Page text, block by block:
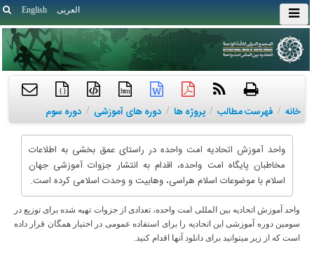
English العربی
htm
{ }
خانه / فهرست مطالب / پروژه ها / دوره های آموزشی / دوره سوم
واحد آموزش اتحادیه امت واحده در راستای عمق بخشی به اطلاعات
مخاطبان پایگاه امت واحده، اقدام به انتشار جزوات آموزشی جهان
اسلام با موضوعات اسلام هراسی، وهابیت و وحدت اسلامی کرده است.
واحد آموزش اتحادیه بین المللی امت واحده، تعدادی از جزوات تهیه شده برای توزیع در
سومین دوره آموزشی این اتحادیه را برای استفاده عمومی در اختیار همگان قرار داده
است که از زیر میتوانید برای دانلود آنها اقدام کنید.